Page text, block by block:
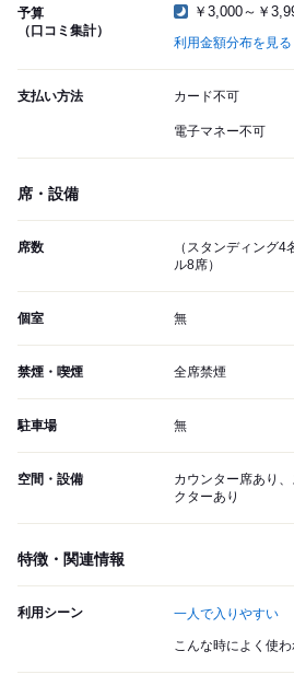
予算
（口コミ集計）
￥3,000～￥
利用金額分布を見る
支払い方法 カード不可
電子マネー不可
席・設備
席数
（スタンディング
ル8席）
個室 無
禁煙・喫煙 全席禁煙
駐車場 無
空間・設備
カウンター席あり
クターあり
特徴・関連情報
利用シーン 一人で入りやすい
こんな時によく使わ